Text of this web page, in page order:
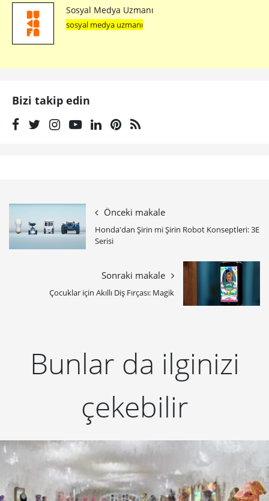
Sosyal Medya Uzmanı
sosyal medya uzmanı
Bizi takip edin
Önceki makale
Honda'dan Şirin mi Şirin Robot Konseptleri: 3E
Serisi
Sonraki makale
Çocuklar için Akıllı Diş Fırçası: Magik
Bunlar da ilginizi
çekebilir